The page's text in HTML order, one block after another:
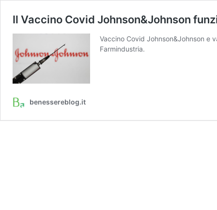
Il Vaccino Covid Johnson&Johnson
Vaccino Covid Johnson&Johnson e
Farmindustria.
benessereblog.it